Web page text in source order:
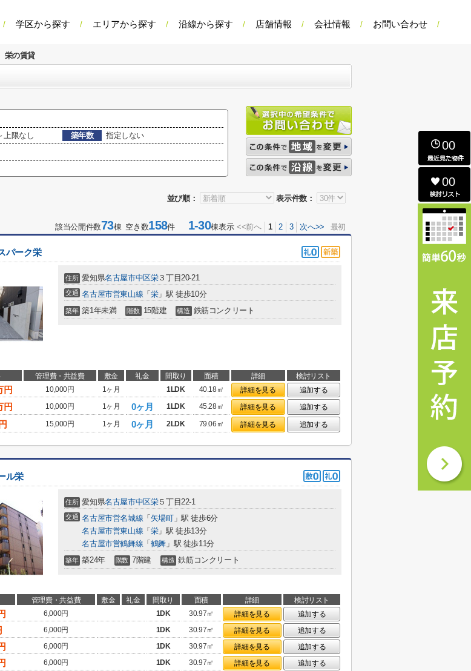
学区から探す エリアから探す 沿線から探す 店舗情報 会社情報 お問い合わせ
栄の賃貸
上限なし 築年数
指定しない
並び順： 表示件数：
該当公開件数73棟 空き数158件 1-30棟表示 <<前へ 1 2 3 次へ>> 最初
パーク栄
住所 愛知県名古屋市中区栄３丁目20-21
交通 名古屋市営東山線 「 栄」駅 徒歩10分
築年 築1年未満 階数 15階建 構造 鉄筋コンクリート
管理費・共益費 敷金 礼金 間取り 面積 詳細
検討リスト
円 10,000円 1ヶ月 1LDK 40.18㎡ 詳細を見る
追加する
円 10,000円 1ヶ月 0ヶ月 1LDK 45.28㎡ 詳細を見る
追加する
15,000円 1ヶ月 0ヶ月 2LDK 79.06㎡ 詳細を見る 追加する
ル栄
住所 愛知県名古屋市中区栄５丁目22-1
交通 名古屋市営名城線 「 矢場町」駅 徒歩6分
名古屋市営東山線 「 栄」駅 徒歩13分
名古屋市営鶴舞線 「 鶴舞 」駅 徒歩11分
築年 築24年 階数 7階建 構造 鉄筋コンクリート
管理費・共益費 敷金 礼金 間取り 面積 詳細
検討リスト
6,000円 1DK 30.97㎡ 詳細を見る
追加する
6,000円 1DK 30.97㎡ 詳細を見る
追加する
6,000円 1DK 30.97㎡ 詳細を見る
追加する
6,000円 1DK 30.97㎡ 詳細を見る 追加する
00
00